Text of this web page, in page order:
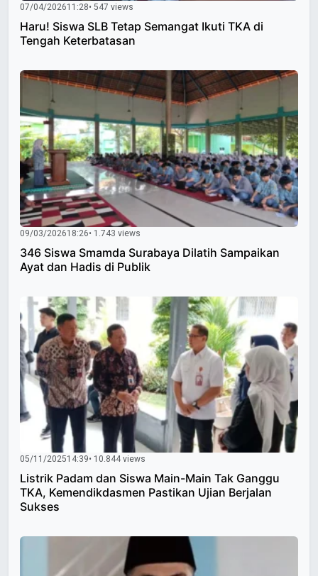
07/04/202611:28• 547 views
Haru! Siswa SLB Tetap Semangat Ikuti TKA di
Tengah Keterbatasan
09/03/202618:26• 1.743 views
346 Siswa Smamda Surabaya Dilatih Sampaikan
Ayat dan Hadis di Publik
05/11/202514:39• 10.844 views
Listrik Padam dan Siswa Main-Main Tak Ganggu
TKA, Kemendikdasmen Pastikan Ujian Berjalan
Sukses